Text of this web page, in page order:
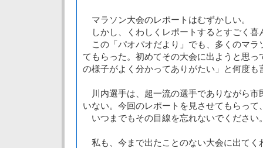
マラソン大会のレポートはむずかしい。
しかし、くわしくレポートするとすごく喜
この「パオパオだより」でも、多くのマラ
てもらった。初めてその大会に出ようと思っ
の様子がよく分かってありがたい」と何度も
川内選手は、超一流の選手でありながら市
いない。今回のレポートを見させてもらって
いつまでもその目線を忘れないでください
私も、今まで出たことのない大会に出てく